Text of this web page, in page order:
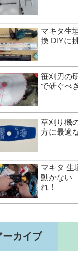
マキタ生
換 DIYに
笹刈刃の
で研ぐべ
草刈り機
方に最適
マキタ 生
動かない
れ！
ーカイブ